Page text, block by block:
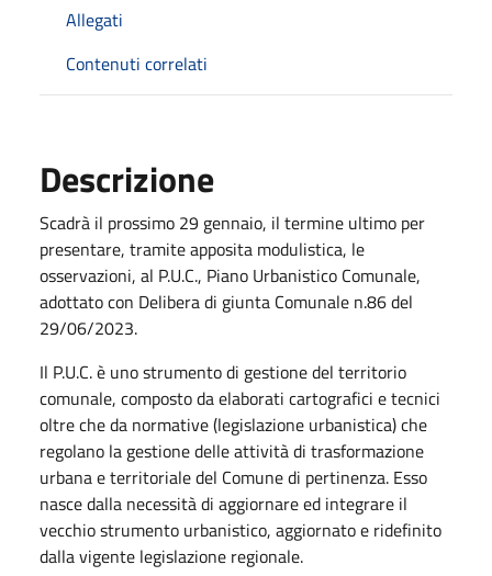
Allegati
Contenuti correlati
Descrizione
Scadrà il prossimo 29 gennaio, il termine ultimo per
presentare, tramite apposita modulistica, le
osservazioni, al P.U.C., Piano Urbanistico Comunale,
adottato con Delibera di giunta Comunale n.86 del
29/06/2023.
Il P.U.C. è uno strumento di gestione del territorio
comunale, composto da elaborati cartografici e tecnici
oltre che da normative (legislazione urbanistica) che
regolano la gestione delle attività di trasformazione
urbana e territoriale del Comune di pertinenza. Esso
nasce dalla necessità di aggiornare ed integrare il
vecchio strumento urbanistico, aggiornato e ridefinito
dalla vigente legislazione regionale.